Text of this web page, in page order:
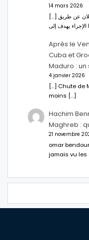
14 mars 2026
[…] الإعلان عن طريق Ahmed Abdel-Latifسفير مصر بالرباط.
Après le
Cuba et
Maduro :
4 janvier 2026
[…] Chute de
moins […]
Hachim
Maghreb :
21 novembre
omar
jamais vu les